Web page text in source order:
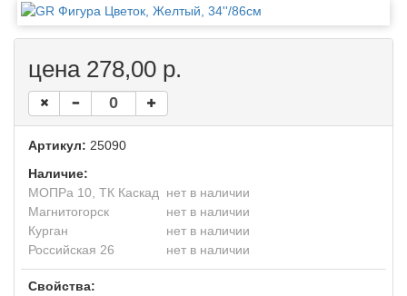
цена 278,00 р.
Артикул: 25090
Наличие:
МОПРа 10, ТК Каскад
нет в наличии
Магнитогорск
нет в наличии
Курган
нет в наличии
Российская 26
нет в наличии
Свойства: